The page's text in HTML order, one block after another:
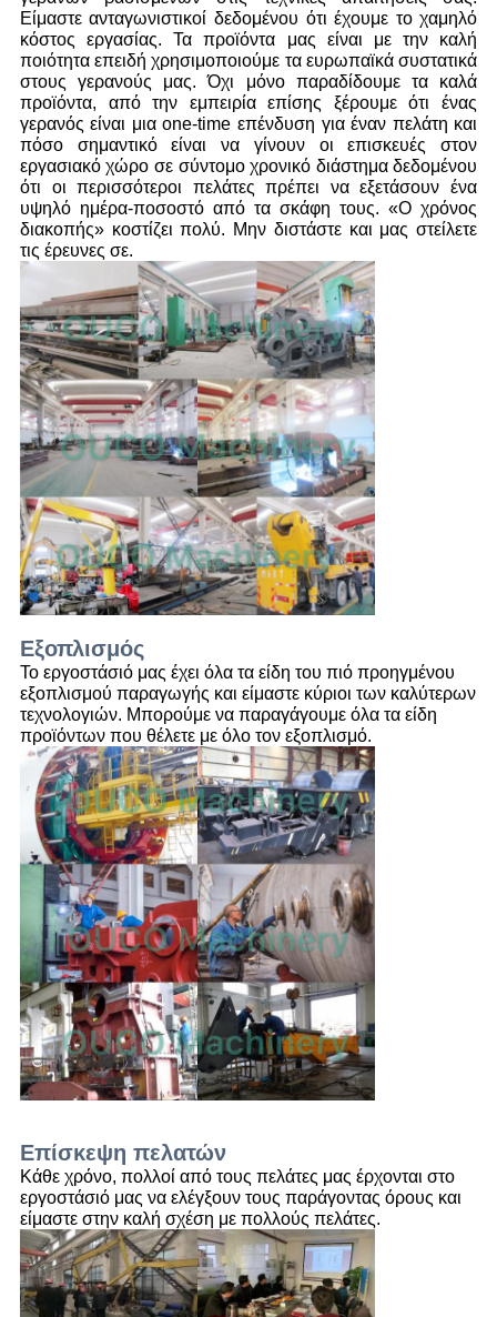
Είμαστε ανταγωνιστικοί δεδομένου ότι έχουμε το χαμηλό
κόστος εργασίας. Τα προϊόντα μας είναι με την καλή
ποιότητα επειδή χρησιμοποιούμε τα ευρωπαϊκά συστατικά
στους γερανούς μας. Όχι μόνο παραδίδουμε τα καλά
προϊόντα, από την εμπειρία επίσης ξέρουμε ότι ένας
γερανός είναι μια one-time επένδυση για έναν πελάτη και
πόσο σημαντικό είναι να γίνουν οι επισκευές στον
εργασιακό χώρο σε σύντομο χρονικό διάστημα δεδομένου
ότι οι περισσότεροι πελάτες πρέπει να εξετάσουν ένα
υψηλό ημέρα-ποσοστό από τα σκάφη τους. «Ο χρόνος
διακοπής» κοστίζει πολύ. Μην διστάστε και μας στείλετε
τις έρευνες σε.
Εξοπλισμός
Το εργοστάσιό μας έχει όλα τα είδη του πιό προηγμένου
εξοπλισμού παραγωγής και είμαστε κύριοι των καλύτερων
τεχνολογιών. Μπορούμε να παραγάγουμε όλα τα είδη
προϊόντων που θέλετε με όλο τον εξοπλισμό.
Επίσκεψη πελατών
Κάθε χρόνο, πολλοί από τους πελάτες μας έρχονται στο
εργοστάσιό μας να ελέγξουν τους παράγοντας όρους και
είμαστε στην καλή σχέση με πολλούς πελάτες.